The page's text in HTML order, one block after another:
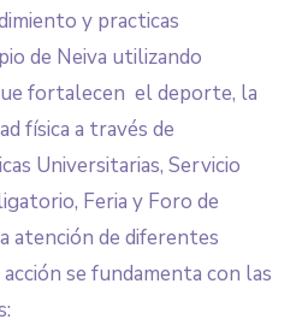
y practicas
de Neiva utilizando
fortalecen el deporte, la
física a través de
Universitarias, Servicio
Feria y Foro de
atención de diferentes
se fundamenta con las